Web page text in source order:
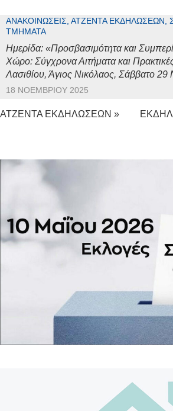
ΑΝΑΚΟΙΝΏΣΕΙΣ, ΑΤΖΈΝΤΑ ΕΚΔΗΛΏΣΕΩΝ,
ΤΜΉΜΑΤΑ
Ημερίδα: «Προσβασιμότητα και
Χώρο: Σύγχρονα Αιτήματα και
Λασιθίου, Άγιος Νικόλαος, Σάββατο 29
18 ΝΟΕΜΒΡΊΟΥ 2025
ΑΤΖΕΝΤΑ ΕΚΔΗΛΩΣΕΩΝ »